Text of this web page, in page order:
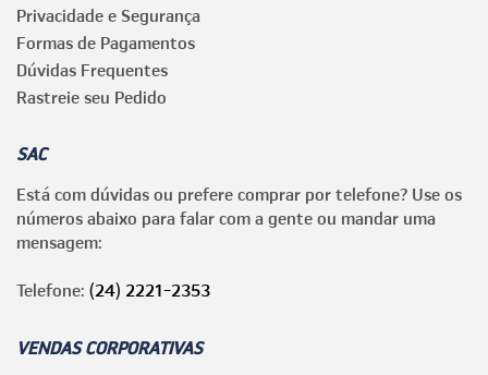
Privacidade e Segurança
Formas de Pagamentos
Dúvidas Frequentes
Rastreie seu Pedido
SAC
Está com dúvidas ou prefere comprar por telefone? Use os
números abaixo para falar com a gente ou mandar uma
mensagem:
Telefone: (24) 2221-2353
VENDAS CORPORATIVAS